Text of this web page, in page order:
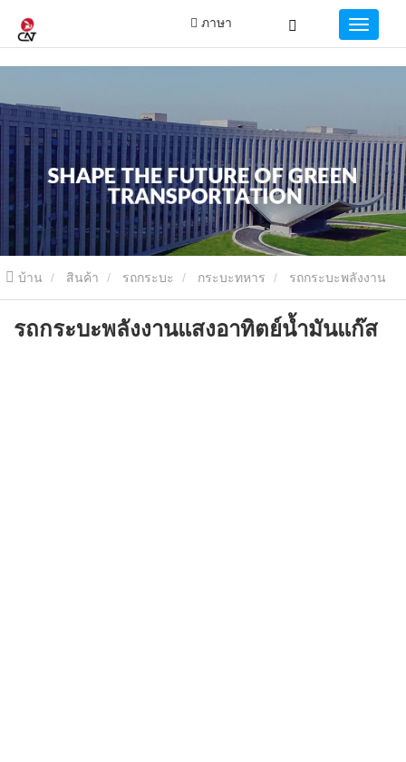
ภาษา
บ้าน สินค้า รถกระบะ กระบะทหาร
แสงอาทิตย์น้ำมันแก๊ส
รถกระบะพลังงานแสงอาทิตย์น้ำมันแก๊ส